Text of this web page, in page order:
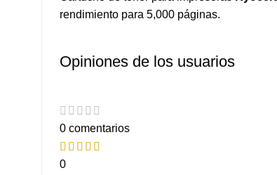
rendimiento para 5,000 páginas.
Opiniones de los usuarios
0 comentarios
0